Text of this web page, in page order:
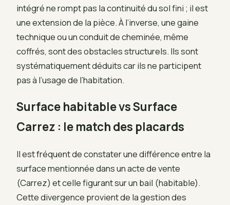
intégré ne rompt pas la continuité du sol fini ; il est
une extension de la pièce. À l’inverse, une gaine
technique ou un conduit de cheminée, même
coffrés, sont des obstacles structurels. Ils sont
systématiquement déduits car ils ne participent
pas à l’usage de l’habitation.
Surface habitable vs Surface
Carrez : le match des placards
Il est fréquent de constater une différence entre la
surface mentionnée dans un acte de vente
(Carrez) et celle figurant sur un bail (habitable).
Cette divergence provient de la gestion des